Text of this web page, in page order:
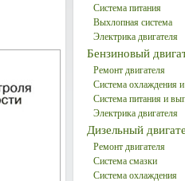
Система питания
Выхлопная система
Электрика двигателя
Бензиновый
Ремонт двигателя
Система охлаждения
Система питания и
Электрика двигателя
Дизельный
Ремонт двигателя
Система смазки
Система охлаждения